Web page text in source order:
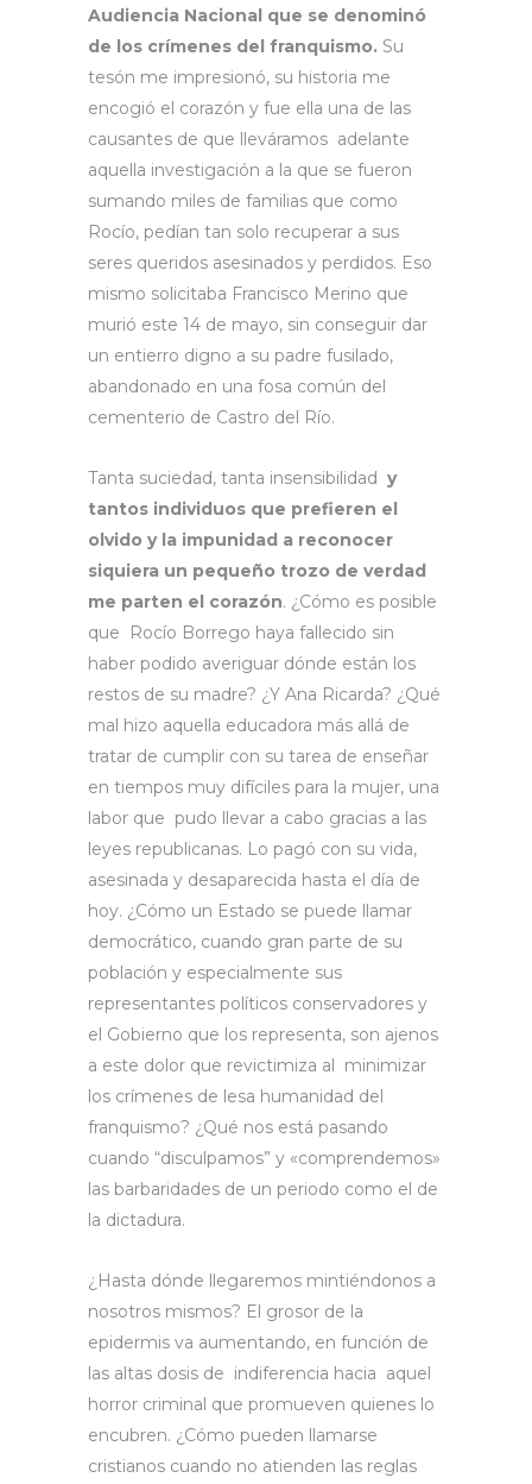
Audiencia Nacional que se denominó
de los crímenes del franquismo. Su
tesón me impresionó, su historia me
encogió el corazón y fue ella una de las
causantes de que lleváramos adelante
aquella investigación a la que se fueron
sumando miles de familias que como
Rocío, pedían tan solo recuperar a sus
seres queridos asesinados y perdidos. Eso
mismo solicitaba Francisco Merino que
murió este 14 de mayo, sin conseguir dar
un entierro digno a su padre fusilado,
abandonado en una fosa común del
cementerio de Castro del Río.
Tanta suciedad, tanta insensibilidad y
tantos individuos que prefieren el
olvido y la impunidad a reconocer
siquiera un pequeño trozo de verdad
me parten el corazón. ¿Cómo es posible
que Rocío Borrego haya fallecido sin
haber podido averiguar dónde están los
restos de su madre? ¿Y Ana Ricarda? ¿Qué
mal hizo aquella educadora más allá de
tratar de cumplir con su tarea de enseñar
en tiempos muy difíciles para la mujer, una
labor que pudo llevar a cabo gracias a las
leyes republicanas. Lo pagó con su vida,
asesinada y desaparecida hasta el día de
hoy. ¿Cómo un Estado se puede llamar
democrático, cuando gran parte de su
población y especialmente sus
representantes políticos conservadores y
el Gobierno que los representa, son ajenos
a este dolor que revictimiza al minimizar
los crímenes de lesa humanidad del
franquismo? ¿Qué nos está pasando
cuando “disculpamos” y «comprendemos»
las barbaridades de un periodo como el de
la dictadura.
¿Hasta dónde llegaremos mintiéndonos a
nosotros mismos? El grosor de la
epidermis va aumentando, en función de
las altas dosis de indiferencia hacia aquel
horror criminal que promueven quienes lo
encubren. ¿Cómo pueden llamarse
cristianos cuando no atienden las reglas